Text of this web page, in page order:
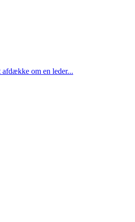
afdække om en leder...